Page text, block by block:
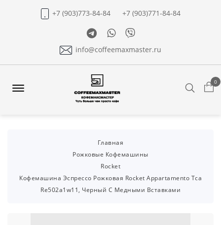
+7 (903)773-84-84
+7 (903)771-84-84
TelegramWhatsapp
Viber
info@coffeemaxmaster.ru
0
Главная
Рожковые Кофемашины
Rocket
Кофемашина Эспрессо Рожковая Rocket Appartamento Tca
Re502a1w11, Черный С Медными Вставками